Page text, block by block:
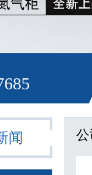
闻